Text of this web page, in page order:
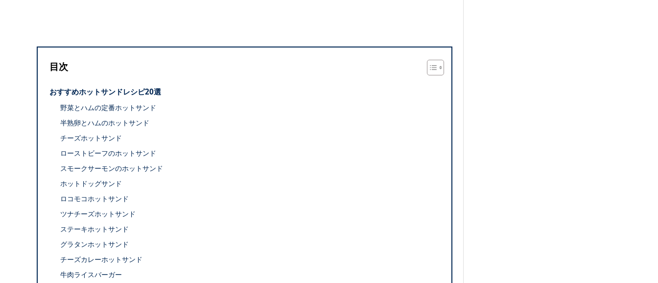
目次
おすすめホットサンドレシピ20選
野菜とハムの定番ホットサンド
半熟卵とハムのホットサンド
チーズホットサンド
ローストビーフのホットサンド
スモークサーモンのホットサンド
ホットドッグサンド
ロコモコホットサンド
ツナチーズホットサンド
ステーキホットサンド
グラタンホットサンド
チーズカレーホットサンド
牛肉ライスバーガー